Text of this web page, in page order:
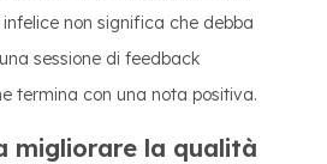
non significa che debba
sessione di feedback
termina con una nota positiva.
migliorare la qualità